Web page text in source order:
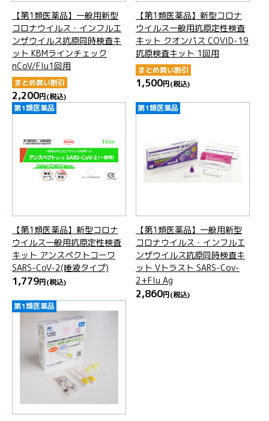
【第1類医薬品】一般用新型
コロナウイルス・インフルエ
ンザウイルス抗原同時検査キ
ット KBMラインチェック
nCoV/Flu1回用
まとめ買い割引
2,200円(税込)
【第1類医薬品】新型コロナ
ウイルス一般用抗原定性検査
キット クオンパス COVID-19
抗原検査キット 1回用
まとめ買い割引
1,500円(税込)
第1類医薬品
【第1類医薬品】新型コロナ
ウイルス一般用抗原定性検査
キット アンスペクトコーワ
SARS-CoV-2(唾液タイプ)
1,779円(税込)
第1類医薬品
【第1類医薬品】一般用新型
コロナウイルス・インフルエ
ンザウイルス抗原同時検査キ
ット Vトラスト SARS-Cov-
2+Flu Ag
2,860円(税込)
第1類医薬品